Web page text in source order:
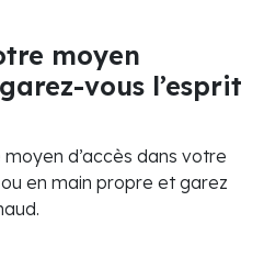
moyen
vous l’esprit
d’accès dans votre
en main propre et garez